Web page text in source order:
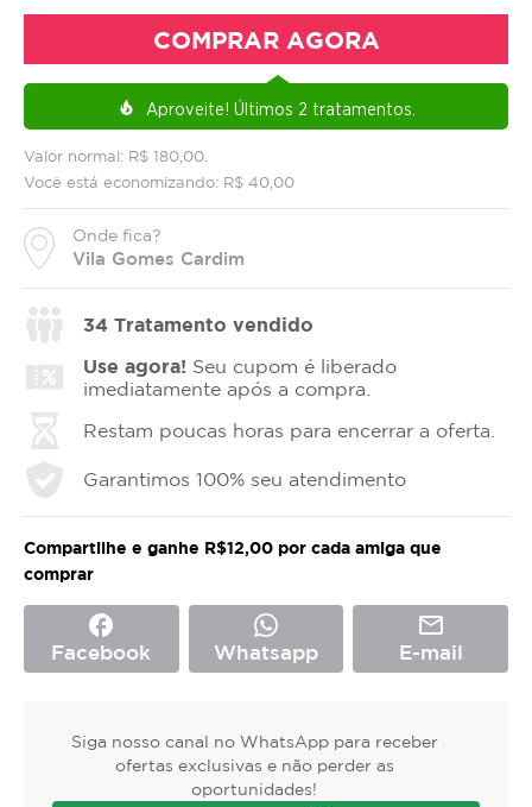
Valor normal: R$ 180,00.
Você está economizando: R$ 40,00
Onde fica?
Vila Gomes Cardim
COMPRAR AGORA
local_fire_department Aproveite! Últimos 2 tratamentos.
34 Tratamento vendido
Use agora! Seu cupom é liberado
imediatamente após a compra.
Restam poucas horas para encerrar a oferta.
Garantimos 100% seu atendimento
Compartilhe e ganhe R$12,00 por cada amiga que
comprar
facebook
Facebook Whatsapp
mail_outline
E-mail
Siga nosso canal no WhatsApp para receber
ofertas exclusivas e não perder as
oportunidades!